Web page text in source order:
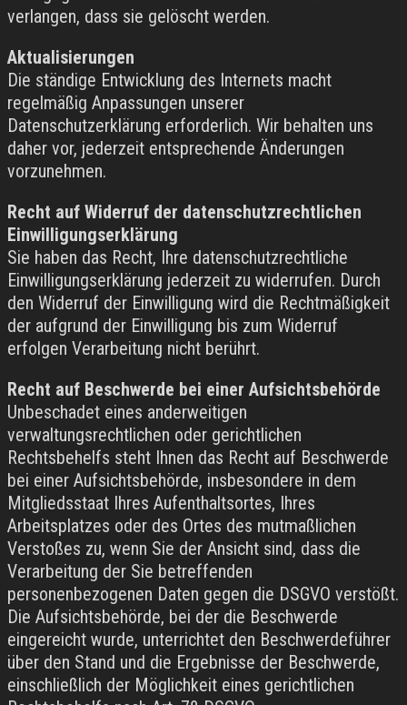
verlangen, dass sie gelöscht werden.
Aktualisierungen
Die ständige Entwicklung des Internets macht
regelmäßig Anpassungen unserer
Datenschutzerklärung erforderlich. Wir behalten uns
daher vor, jederzeit entsprechende Änderungen
vorzunehmen.
Recht auf Widerruf der datenschutzrechtlichen
Einwilligungserklärung
Sie haben das Recht, Ihre datenschutzrechtliche
Einwilligungserklärung jederzeit zu widerrufen. Durch
den Widerruf der Einwilligung wird die Rechtmäßigkeit
der aufgrund der Einwilligung bis zum Widerruf
erfolgen Verarbeitung nicht berührt.
Recht auf Beschwerde bei einer Aufsichtsbehörde
Unbeschadet eines anderweitigen
verwaltungsrechtlichen oder gerichtlichen
Rechtsbehelfs steht Ihnen das Recht auf Beschwerde
bei einer Aufsichtsbehörde, insbesondere in dem
Mitgliedsstaat Ihres Aufenthaltsortes, Ihres
Arbeitsplatzes oder des Ortes des mutmaßlichen
Verstoßes zu, wenn Sie der Ansicht sind, dass die
Verarbeitung der Sie betreffenden
personenbezogenen Daten gegen die DSGVO verstößt.
Die Aufsichtsbehörde, bei der die Beschwerde
eingereicht wurde, unterrichtet den Beschwerdeführer
über den Stand und die Ergebnisse der Beschwerde,
einschließlich der Möglichkeit eines gerichtlichen